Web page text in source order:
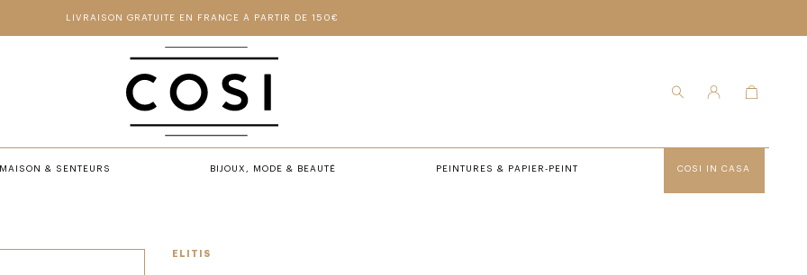
LIVRAISON GRATUITE EN FRANCE À PARTIR DE 150€
MAISON & SENTEURS BIJOUX, MODE & BEAUTÉ PEINTURES & PAPIER-PEINT COSI IN CASA
ELITIS